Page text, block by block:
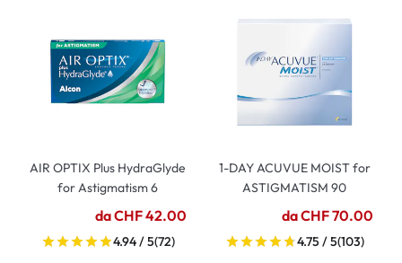
AIR OPTIX Plus HydraGlyde
for Astigmatism 6
da CHF 42.00
4.94 / 5(72)
1-DAY ACUVUE MOIST for
ASTIGMATISM 90
da CHF 70.00
4.75 / 5(103)